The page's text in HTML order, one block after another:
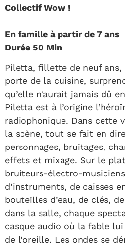
Collectif Wow !
En famille à partir de 7 ans
Durée 50 Min
Piletta, fillette de neuf ans,
porte de la cuisine,
qu’elle n’aurait jamais dû
Piletta est à l’origine
radiophonique. Dans cette
la scène, tout se fait en
personnages, bruitages,
effets et mixage. Sur le
bruiteurs-électro-
d’instruments, de caisses
bouteilles d’eau, de clés,
dans la salle, chaque
casque audio où la fable
de l’oreille. Les ondes se